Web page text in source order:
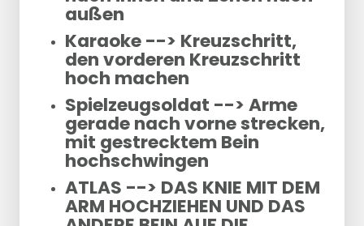
außen
Karaoke --> Kreuzschritt,
den vorderen Kreuzschritt
hoch machen
Spielzeugsoldat --> Arme
gerade nach vorne strecken,
mit gestrecktem Bein
hochschwingen
ATLAS --> DAS KNIE MIT DEM
ARM HOCHZIEHEN UND DAS